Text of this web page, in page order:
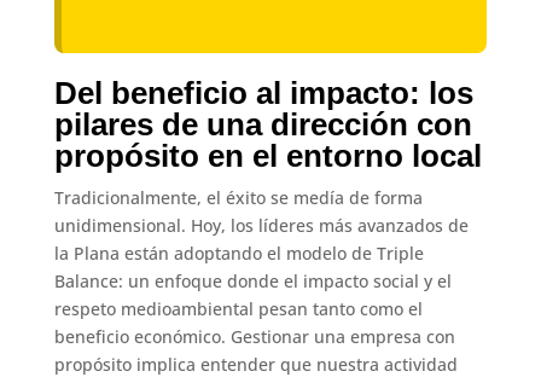
Del beneficio al impacto: los
pilares de una dirección con
propósito en el entorno local
Tradicionalmente, el éxito se medía de forma
unidimensional. Hoy, los líderes más avanzados de
la Plana están adoptando el modelo de Triple
Balance: un enfoque donde el impacto social y el
respeto medioambiental pesan tanto como el
beneficio económico. Gestionar una empresa con
propósito implica entender que nuestra actividad